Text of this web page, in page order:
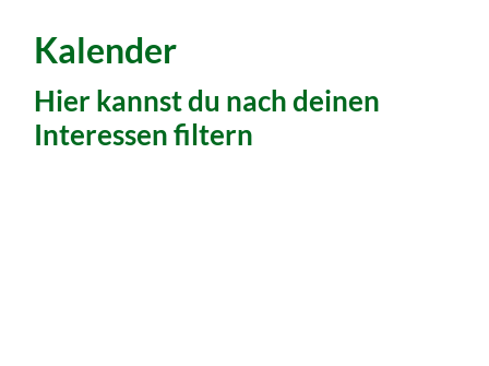
Kalender
Hier kannst du nach deinen
Interessen filtern